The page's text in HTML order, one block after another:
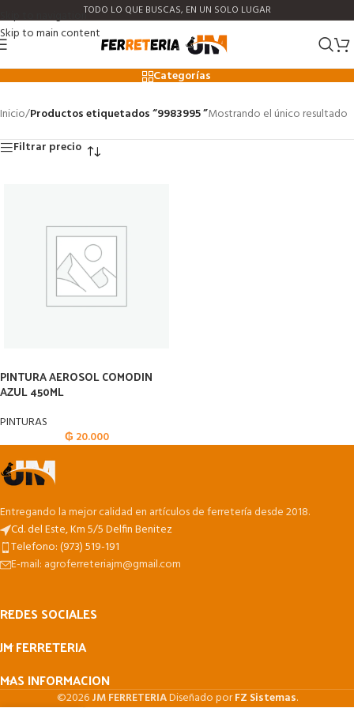
Skip to navigation
Skip to main content
TODO LO QUE BUSCAS, EN UN SOLO LUGAR
9983995
Categorías
Inicio/Productos etiquetados “9983995 ”Mostrando el único resultado
Filtrar precio
PINTURA AEROSOL COMODIN
AZUL 450ML
PINTURAS
₲ 20.000
Entregando la mejor calidad en artículos de ferretería desde 2018.
Cd. del Este, Km 5/5 Delfin Benitez
Telefono: (973) 519-191
E-mail: agroferreteriajm@gmail.com
REDES SOCIALES
JM FERRETERIA
MAS INFORMACION
©2026JM FERRETERIADiseñado porFZ Sistemas.